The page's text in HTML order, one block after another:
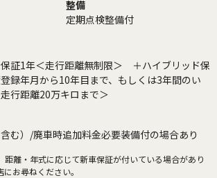
整備
定期点検整備付
証1年＜走行距離無制限＞ ＋ハイブリッド保
録年月から10年目まで、もしくは3年間のい
行距離20万キロまで＞
む）/廃車時追加料金必要装備付の場合あり
距離・年式に応じて新車保証が付いている場合があり
お尋ねください。